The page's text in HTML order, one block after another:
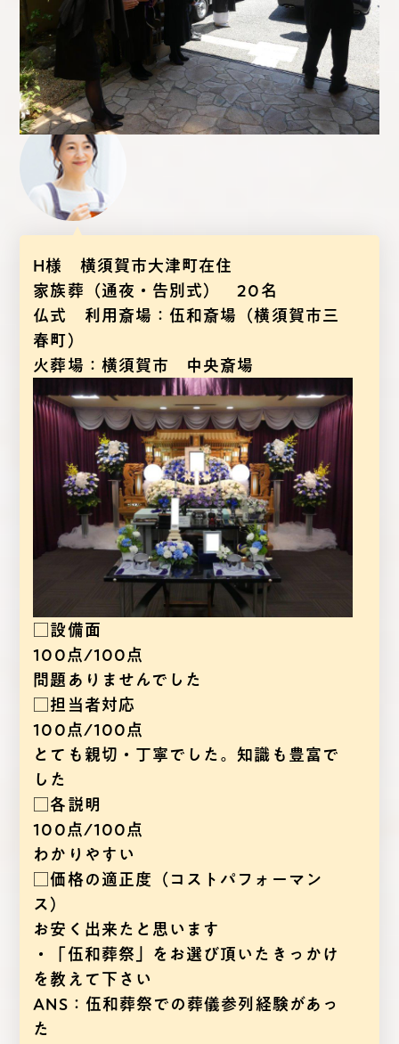
Q. 葬儀のご感想をお聞かせください
H様 横須賀市大津町在住
家族葬（通夜・告別式） 20名
仏式 利用斎場：伍和斎場（横須賀市三
春町）
火葬場：横須賀市 中央斎場
□設備面
100点/100点
問題ありませんでした
□担当者対応
100点/100点
とても親切・丁寧でした。知識も豊富で
した
□各説明
100点/100点
わかりやすい
□価格の適正度（コストパフォーマン
ス）
お安く出来たと思います
・「伍和葬祭」をお選び頂いたきっかけ
を教えて下さい
ANS：伍和葬祭での葬儀参列経験があっ
た